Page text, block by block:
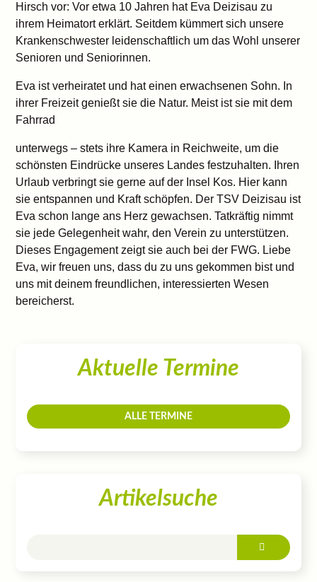
Hirsch vor: Vor etwa 10 Jahren hat Eva Deizisau zu
ihrem Heimatort erklärt. Seitdem kümmert sich unsere
Krankenschwester leidenschaftlich um das Wohl unserer
Senioren und Seniorinnen.
Eva ist verheiratet und hat einen erwachsenen Sohn. In
ihrer Freizeit genießt sie die Natur. Meist ist sie mit dem
Fahrrad
unterwegs – stets ihre Kamera in Reichweite, um die
schönsten Eindrücke unseres Landes festzuhalten. Ihren
Urlaub verbringt sie gerne auf der Insel Kos. Hier kann
sie entspannen und Kraft schöpfen. Der TSV Deizisau ist
Eva schon lange ans Herz gewachsen. Tatkräftig nimmt
sie jede Gelegenheit wahr, den Verein zu unterstützen.
Dieses Engagement zeigt sie auch bei der FWG. Liebe
Eva, wir freuen uns, dass du zu uns gekommen bist und
uns mit deinem freundlichen, interessierten Wesen
bereicherst.
Aktuelle Termine
ALLE TERMINE
Artikelsuche